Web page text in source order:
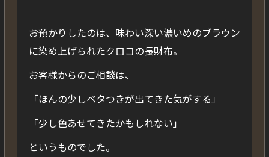
お預かりしたのは、味わい深い濃いめのブラウン
に染め上げられたクロコの長財布。
お客様からのご相談は、
「ほんの少しベタつきが出てきた気がする」
「少し色あせてきたかもしれない」
というものでした。